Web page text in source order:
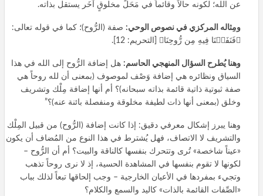
عن الله؛ لكونه حالاً وقائماً في مَحَلٍّ مخلوقٍ آخَر يستقل بذاته.
ومِثاله المركزي في نصوص الوحي: صفة (الرُّوح)؛ كما في قوله تعالى:
﴿فَنَفَخۡنَا فِيهِ مِن رُّوحِنَا﴾ [التحريم: 12].
وهنا يُطرح السؤال المنهجي الحاسم: هل إضافة الرُّوح إلى الله في هذا
السياق ونظائره هي إضافة وَصْف لموصوف (بمعنى أن لله روحاً هي
صفة ثبوتية ذاتية قائمة بذاته سبحانه)؟ أم أنها إضافة مِلْك وتشريف
وخلق (بمعنى أنها ذات لطيفة مخلوقة ومنفصلة بائنة عنه)؟”
وهنا يبرز إشكال معرفي دقيق: إذا كانت إضافة (الرُّوح) من قبيل المِلْك
والتشريف لا الاتصاف، فهل يُشترط في هذا النوع من المُضاف أن يكون
«عيناً شاخصة» تُرى وتتحرك بنفسها كالناقة والبيت؟ أم أن الرُّوح –
لكونها لا تقوم بنفسها في المشاهدة الحسية، إذ لا نرى روحاً تذهب
وتجيء بمفردها في الأعيان الخارجية – وجب إلحاقها تبعاً لذلك بباب
«الصِّفات القائمة بالذات» كاليد والسمع والكلام؟